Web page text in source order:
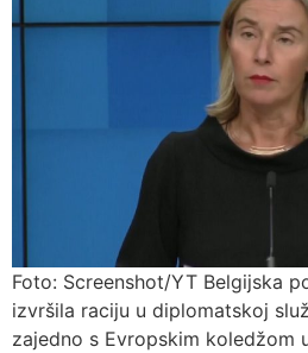
Foto: Screenshot/YT Belgijska
izvršila raciju u diplomatskoj
zajedno s Evropskim koledžom